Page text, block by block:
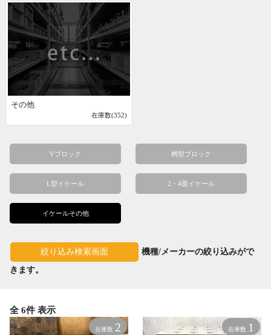
その他
在庫数(352)
Vブロック 桝型ブロック
L型イケール 2・4面イケール
イケールその他
絞り込み検索画面 機種/メーカーの絞り込みがで
きます。
全 6件 表示
在庫数 2 在庫数 1